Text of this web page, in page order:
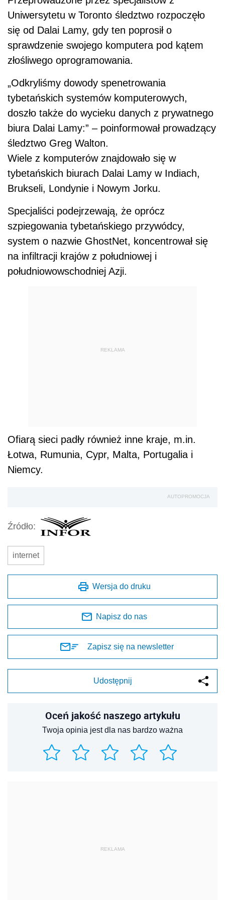
Uniwersytetu w Toronto śledztwo rozpoczęło
się od Dalai Lamy, gdy ten poprosił o
sprawdzenie swojego komputera pod kątem
złośliwego oprogramowania.
„Odkryliśmy dowody spenetrowania
tybetańskich systemów komputerowych,
doszło także do wycieku danych z prywatnego
biura Dalai Lamy:” – poinformował prowadzący
śledztwo Greg Walton.
Wiele z komputerów znajdowało się w
tybetańskich biurach Dalai Lamy w Indiach,
Brukseli, Londynie i Nowym Jorku.
Specjaliści podejrzewają, że oprócz
szpiegowania tybetańskiego przywódcy,
system o nazwie GhostNet, koncentrował się
na infiltracji krajów z południowej i
południowowschodniej Azji.
REKLAMA
Ofiarą sieci padły również inne kraje, m.in.
Łotwa, Rumunia, Cypr, Malta, Portugalia i
Niemcy.
AUTOPROMOCJA
Źródło:
internet
Wersja do druku
Napisz do nas
Zapisz się na newsletter
Udostępnij
Oceń jakość naszego artykułu
Twoja opinia jest dla nas bardzo ważna
REKLAMA